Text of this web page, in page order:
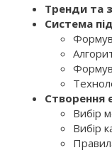
Тренди та
Система
Створення
Вибір
Вибір